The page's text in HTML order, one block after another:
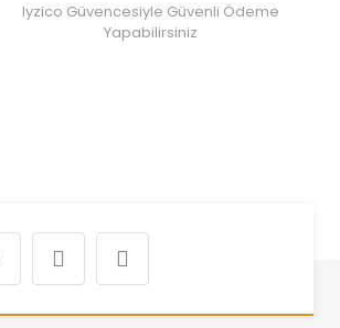
Iyzico Güvencesiyle Güvenli Ödeme
Yapabilirsiniz